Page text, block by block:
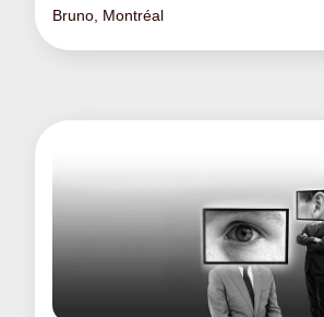
Bruno, Montréal